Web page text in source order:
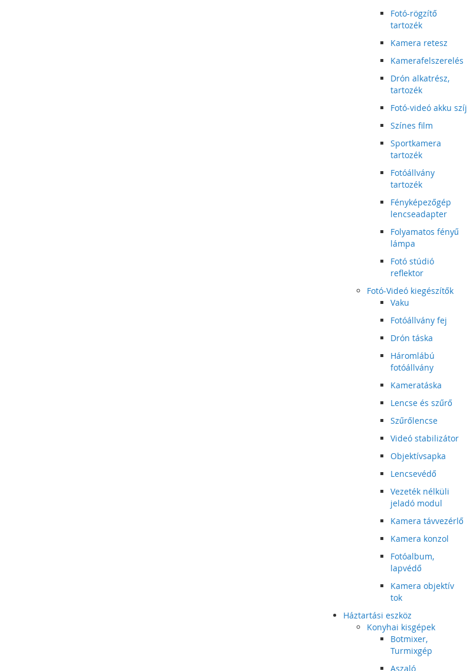
Fotó-rögzítő
tartozék
Kamera retesz
Kamerafelszerelés
Drón alkatrész,
tartozék
Fotó-videó akku szíj
Színes film
Sportkamera
tartozék
Fotóállvány
tartozék
Fényképezőgép
lencseadapter
Folyamatos fényű
lámpa
Fotó stúdió
reflektor
Fotó-Videó kiegészítők
Vaku
Fotóállvány fej
Drón táska
Háromlábú
fotóállvány
Kameratáska
Lencse és szűrő
Szűrőlencse
Videó stabilizátor
Objektívsapka
Lencsevédő
Vezeték nélküli
jeladó modul
Kamera távvezérlő
Kamera konzol
Fotóalbum,
lapvédő
Kamera objektív
tok
Háztartási eszköz
Konyhai kisgépek
Botmixer,
Turmixgép
Aszaló